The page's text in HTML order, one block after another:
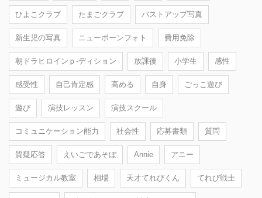
ひよこクラブ たまごクラブ バストアップ写真
新生児の写真 ニューボーンフォト 費用免除
朝ドラヒロインｐ-ディション 放課後 小学生 感性
感受性 自己肯定感 高める 自身 ごっこ遊び
遊び 演技レッスン 演技スクール
コミュニケーション能力 社会性 応募書類 質問
質疑応答 えいごであそぼ Annie アニー
ミュージカル教室 相場 天才てれびくん てれび戦士